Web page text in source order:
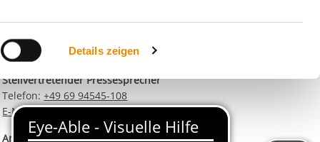
. Wenn
Cookie-
Sie:
Details zeigen
Telefon:+49 69 94545-107
E-Mail schreiben
Matthias Schwerdtfeger
Stellvertretender Pressesprecher
Telefon:+49 69 94545-108
E-Mail schreiben
Angelika Bieck